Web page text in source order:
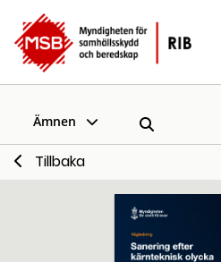
Ämnen
Tillbaka